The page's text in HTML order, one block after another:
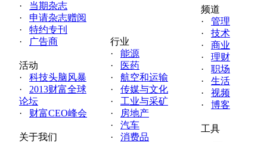
· 当期杂志
· 申请杂志赠阅
· 特约专刊
·
广告商
活动
· 科技头脑风暴
· 2013财富全球
论坛
· 财富CEO峰会
关于我们
行业
· 能源
·
医药
· 航空和运输
· 传媒与文化
· 工业与采矿
·
房地产
· 汽车
· 消费品
频道
· 管理
· 技术
· 商业
· 理财
· 职场
· 生活
· 视频
· 博客
工具